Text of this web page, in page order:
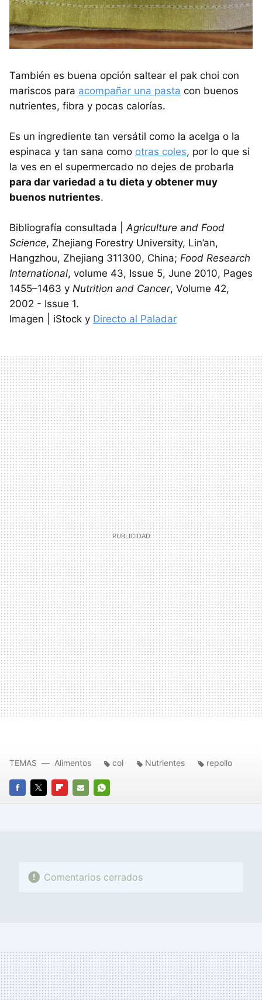
También es buena opción saltear el pak choi con
mariscos para acompañar una pasta con buenos
nutrientes, fibra y pocas calorías.
Es un ingrediente tan versátil como la acelga o la
espinaca y tan sana como otras coles, por lo que si
la ves en el supermercado no dejes de probarla
para dar variedad a tu dieta y obtener muy
buenos nutrientes.
Bibliografía consultada |Agriculture and Food
Science, Zhejiang Forestry University, Lin’an,
Hangzhou, Zhejiang 311300, China; Food Research
International, volume 43, Issue 5, June 2010, Pages
1455–1463 y Nutrition and Cancer, Volume 42,
2002 - Issue 1.
Imagen | iStock y Directo al Paladar
FACEBOOK
TWITTERFLIPBOARD
E-
WHATSAPP
TEMAS Alimentos col Nutrientes repollo
Comentarios cerrados